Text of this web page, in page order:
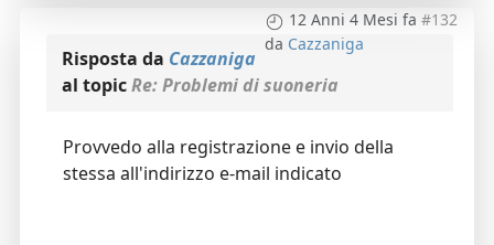
12 Anni 4 Mesi fa #132
da Cazzaniga
Risposta da Cazzaniga
al topicRe: Problemi di suoneria
Provvedo alla registrazione e invio della
stessa all'indirizzo e-mail indicato